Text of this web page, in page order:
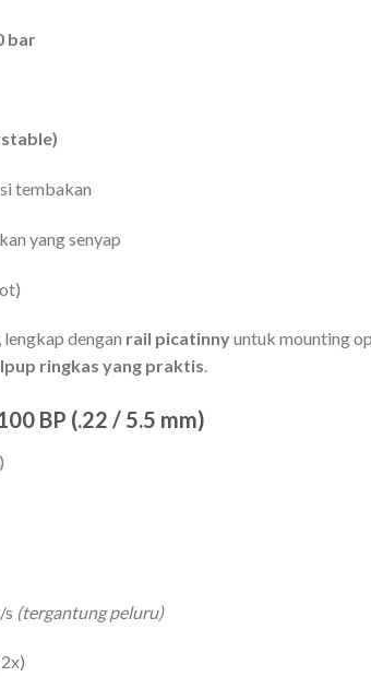
bar
tembakan
yang senyap
dengan rail picatinnyuntuk mounting
ringkas yang praktis.
BP (.22 / 5.5 mm)
s (tergantung peluru)